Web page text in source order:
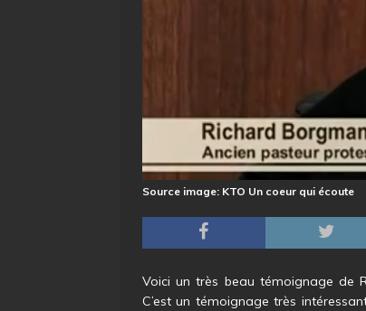
Source image: KTO Un coeur qui écoute
Voici un très beau témoignage de
C’est un témoignage très